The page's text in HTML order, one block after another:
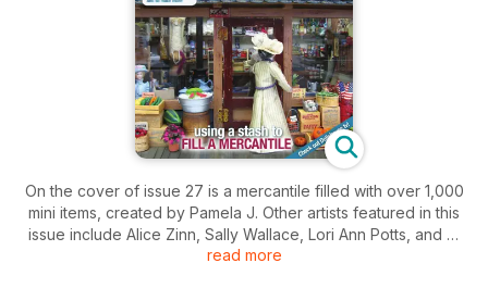
On the cover of issue 27 is a mercantile filled with over 1,000
mini items, created by Pamela J. Other artists featured in this
issue include Alice Zinn, Sally Wallace, Lori Ann Potts, and Al
Chandronnait. Projects include your own outdoor fireplace
read more